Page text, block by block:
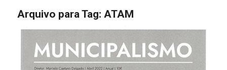
Arquivo para Tag: ATAM